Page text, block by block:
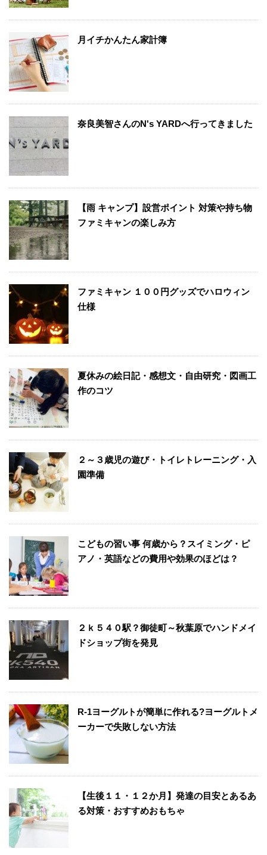
月イチかんたん家計簿
奈良美智さんのN's YARDへ行ってきました
【雨 キャンプ】設営ポイント 対策や持ち物
ファミキャンの楽しみ方
ファミキャン １００円グッズでハロウィン
仕様
夏休みの絵日記・感想文・自由研究・図画工
作のコツ
２～３歳児の遊び・トイレトレーニング・入
園準備
こどもの習い事 何歳から？スイミング・ピ
アノ・英語などの費用や効果のほどは？
２ｋ５４０駅？御徒町～秋葉原でハンドメイ
ドショップ街を発見
R-1ヨーグルトが簡単に作れる?ヨーグルトメ
ーカーで失敗しない方法
【生後１１・１２か月】発達の目安とあるあ
る対策・おすすめおもちゃ